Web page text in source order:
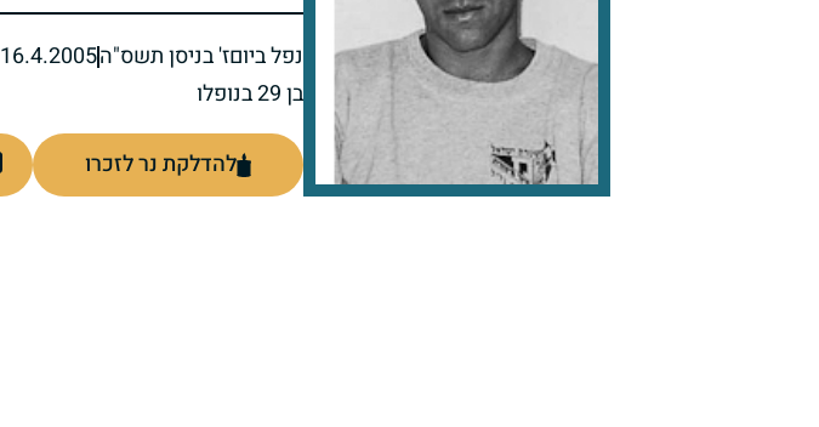
נפל ביוםז' בניסן תשס"ה16.4.2005
בן 29 בנופלו
להדלקת נר לזכרו